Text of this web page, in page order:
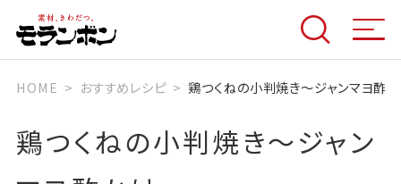
HOME おすすめレシピ 鶏つくねの小判焼き～ジャンマヨ酢
鶏つくねの小判焼き～ジャン